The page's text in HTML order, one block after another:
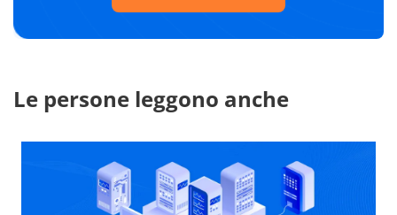
Le persone leggono anche